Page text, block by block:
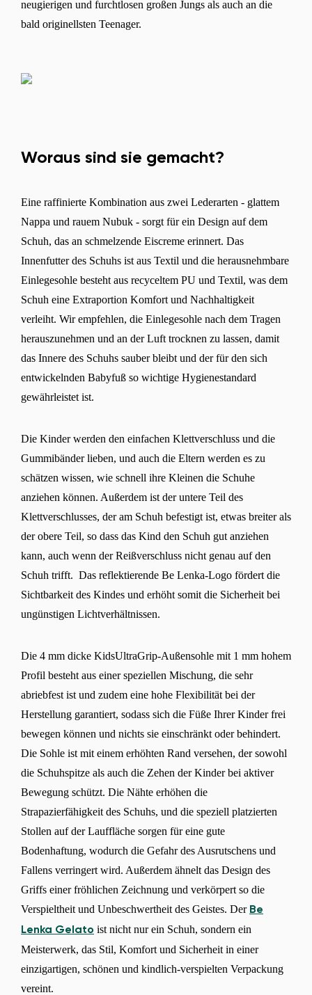
neugierigen und furchtlosen großen Jungs als auch an die
bald originellsten Teenager.
Woraus sind sie gemacht?
Eine raffinierte Kombination aus zwei Lederarten - glattem
Nappa und rauem Nubuk - sorgt für ein Design auf dem
Schuh, das an schmelzende Eiscreme erinnert. Das
Innenfutter des Schuhs ist aus Textil und die herausnehmbare
Einlegesohle besteht aus recyceltem PU und Textil, was dem
Schuh eine Extraportion Komfort und Nachhaltigkeit
verleiht. Wir empfehlen, die Einlegesohle nach dem Tragen
herauszunehmen und an der Luft trocknen zu lassen, damit
das Innere des Schuhs sauber bleibt und der für den sich
entwickelnden Babyfuß so wichtige Hygienestandard
gewährleistet ist.
Die Kinder werden den einfachen Klettverschluss und die
Gummibänder lieben, und auch die Eltern werden es zu
schätzen wissen, wie schnell ihre Kleinen die Schuhe
anziehen können. Außerdem ist der untere Teil des
Klettverschlusses, der am Schuh befestigt ist, etwas breiter als
der obere Teil, so dass das Kind den Schuh gut anziehen
kann, auch wenn der Reißverschluss nicht genau auf den
Schuh trifft. Das reflektierende Be Lenka-Logo fördert die
Sichtbarkeit des Kindes und erhöht somit die Sicherheit bei
ungünstigen Lichtverhältnissen.
Die 4 mm dicke KidsUltraGrip-Außensohle mit 1 mm hohem
Profil besteht aus einer speziellen Mischung, die sehr
abriebfest ist und zudem eine hohe Flexibilität bei der
Herstellung garantiert, sodass sich die Füße Ihrer Kinder frei
bewegen können und nichts sie einschränkt oder behindert.
Die Sohle ist mit einem erhöhten Rand versehen, der sowohl
die Schuhspitze als auch die Zehen der Kinder bei aktiver
Bewegung schützt. Die Nähte erhöhen die
Strapazierfähigkeit des Schuhs, und die speziell platzierten
Stollen auf der Lauffläche sorgen für eine gute
Bodenhaftung, wodurch die Gefahr des Ausrutschens und
Fallens verringert wird. Außerdem ähnelt das Design des
Griffs einer fröhlichen Zeichnung und verkörpert so die
Verspieltheit und Unbeschwertheit des Geistes. Der Be
Lenka Gelato ist nicht nur ein Schuh, sondern ein
Meisterwerk, das Stil, Komfort und Sicherheit in einer
einzigartigen, schönen und kindlich-verspielten Verpackung
vereint.